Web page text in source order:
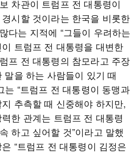
차관이 트럼프 전 대통령이
시할 것이라는 한국을 비롯한
다는 지적에 “그들이 우려하는
트럼프 전 대통령을 대변한
프 전 대통령의 참모라고 주장
을 하는 사람들이 있기 때
는 “트럼프 전 대통령이 동맹과
추측할 때 신중해야 하지만,
한 관계는 트럼프 전 대통령
하고 싶어할 것”이라고 말했
“트럼프 전 대통령이 김정은